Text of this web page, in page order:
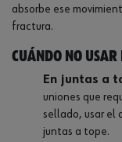
absorbe ese
fractura.
Cuándo NO
En juntas a
uniones que
sellado, usar el
juntas a tope.